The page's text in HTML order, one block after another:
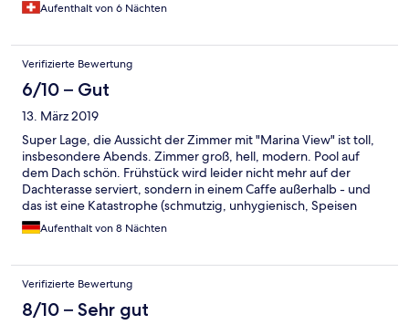
Aufenthalt von 6 Nächten
Verifizierte Bewertung
6/10 – Gut
13. März 2019
Super Lage, die Aussicht der Zimmer mit "Marina View" ist toll,
insbesondere Abends. Zimmer groß, hell, modern. Pool auf
dem Dach schön. Frühstück wird leider nicht mehr auf der
Dachterasse serviert, sondern in einem Caffe außerhalb - und
das ist eine Katastrophe (schmutzig, unhygienisch, Speisen
ungekühlt, unaufgeräumt, kaputte Stühle, Tische, Geschirr.
Entspricht in keiner Weise einem 4* Standard. Hotel bemüht
2019 umgesetzt. Am besten ohne Frühstück buchen, direkt
gegenüber gibt es einen großen Supermarkt mit frischen lecker
Semmeln und einen Cofffeeshop.
Aufenthalt von 8 Nächten
Verifizierte Bewertung
8/10 – Sehr gut